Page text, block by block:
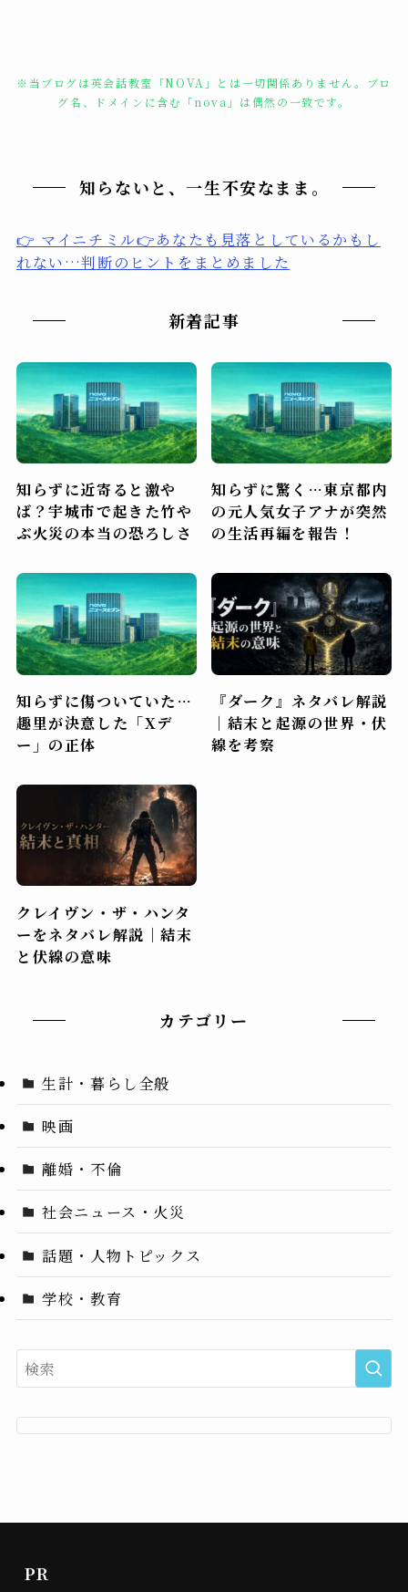
※当ブログは英会話教室「NOVA」とは一切関係ありません。ブロ
グ名、ドメインに含む「nova」は偶然の一致です。
知らないと、一生不安なまま。
👉 マイニチミル👉あなたも見落としているかもし
れない…判断のヒントをまとめました
新着記事
知らずに近寄ると激や
ば？宇城市で起きた竹や
ぶ火災の本当の恐ろしさ
知らずに驚く…東京都内
の元人気女子アナが突然
の生活再編を報告！
知らずに傷ついていた…
趣里が決意した「Xデ
ー」の正体
『ダーク』ネタバレ解説
｜結末と起源の世界・伏
線を考察
クレイヴン・ザ・ハンタ
ーをネタバレ解説｜結末
と伏線の意味
カテゴリー
生計・暮らし全般
映画
離婚・不倫
社会ニュース・火災
話題・人物トピックス
学校・教育
PR